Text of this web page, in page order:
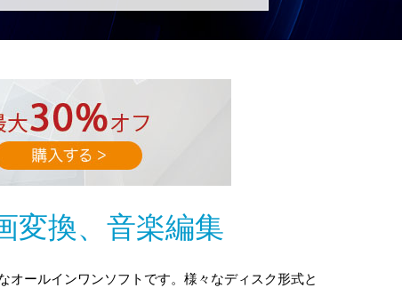
変換、音楽編集
ールインワンソフトです。様々なディスク形式と